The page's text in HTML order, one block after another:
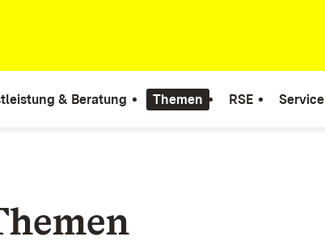
& Beratung Themen RSE Service